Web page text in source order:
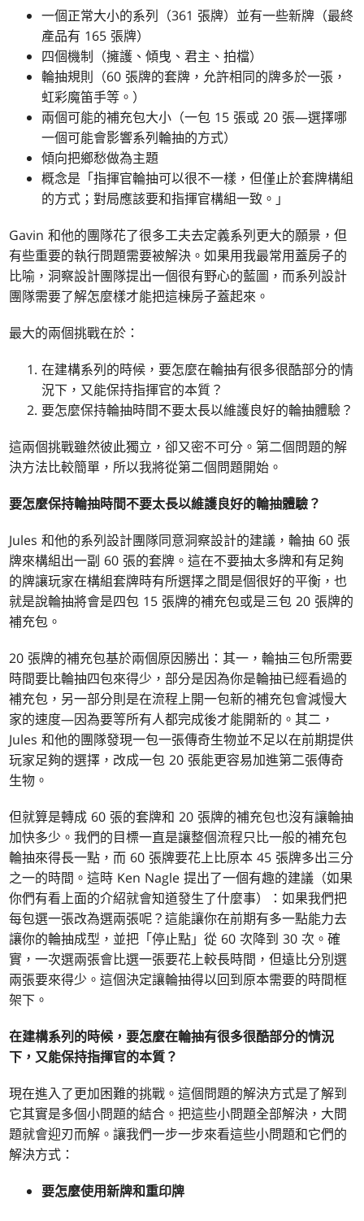
一個正常大小的系列（361 張牌）並有一些新牌（最終
產品有 165 張牌）
四個機制（擁護、傾曳、君主、拍檔）
輪抽規則（60 張牌的套牌，允許相同的牌多於一張，
虹彩魔笛手等。）
兩個可能的補充包大小（一包 15 張或 20 張—選擇哪
一個可能會影響系列輪抽的方式）
傾向把鄉愁做為主題
概念是「指揮官輪抽可以很不一樣，但僅止於套牌構組
的方式；對局應該要和指揮官構組一致。」
Gavin 和他的團隊花了很多工夫去定義系列更大的願景，但
有些重要的執行問題需要被解決。如果用我最常用蓋房子的
比喻，洞察設計團隊提出一個很有野心的藍圖，而系列設計
團隊需要了解怎麼樣才能把這棟房子蓋起來。
最大的兩個挑戰在於：
在建構系列的時候，要怎麼在輪抽有很多很酷部分的情
況下，又能保持指揮官的本質？
要怎麼保持輪抽時間不要太長以維護良好的輪抽體驗？
這兩個挑戰雖然彼此獨立，卻又密不可分。第二個問題的解
決方法比較簡單，所以我將從第二個問題開始。
要怎麼保持輪抽時間不要太長以維護良好的輪抽體驗？
Jules 和他的系列設計團隊同意洞察設計的建議，輪抽 60 張
牌來構組出一副 60 張的套牌。這在不要抽太多牌和有足夠
的牌讓玩家在構組套牌時有所選擇之間是個很好的平衡，也
就是說輪抽將會是四包 15 張牌的補充包或是三包 20 張牌的
補充包。
20 張牌的補充包基於兩個原因勝出：其一，輪抽三包所需要
時間要比輪抽四包來得少，部分是因為你是輪抽已經看過的
補充包，另一部分則是在流程上開一包新的補充包會減慢大
家的速度—因為要等所有人都完成後才能開新的。其二，
Jules 和他的團隊發現一包一張傳奇生物並不足以在前期提供
玩家足夠的選擇，改成一包 20 張能更容易加進第二張傳奇
生物。
但就算是轉成 60 張的套牌和 20 張牌的補充包也沒有讓輪抽
加快多少。我們的目標一直是讓整個流程只比一般的補充包
輪抽來得長一點，而 60 張牌要花上比原本 45 張牌多出三分
之一的時間。這時 Ken Nagle 提出了一個有趣的建議（如果
你們有看上面的介紹就會知道發生了什麼事）：如果我們把
每包選一張改為選兩張呢？這能讓你在前期有多一點能力去
讓你的輪抽成型，並把「停止點」從 60 次降到 30 次。確
實，一次選兩張會比選一張要花上較長時間，但遠比分別選
兩張要來得少。這個決定讓輪抽得以回到原本需要的時間框
架下。
在建構系列的時候，要怎麼在輪抽有很多很酷部分的情況
下，又能保持指揮官的本質？
現在進入了更加困難的挑戰。這個問題的解決方式是了解到
它其實是多個小問題的結合。把這些小問題全部解決，大問
題就會迎刃而解。讓我們一步一步來看這些小問題和它們的
解決方式：
要怎麼使用新牌和重印牌